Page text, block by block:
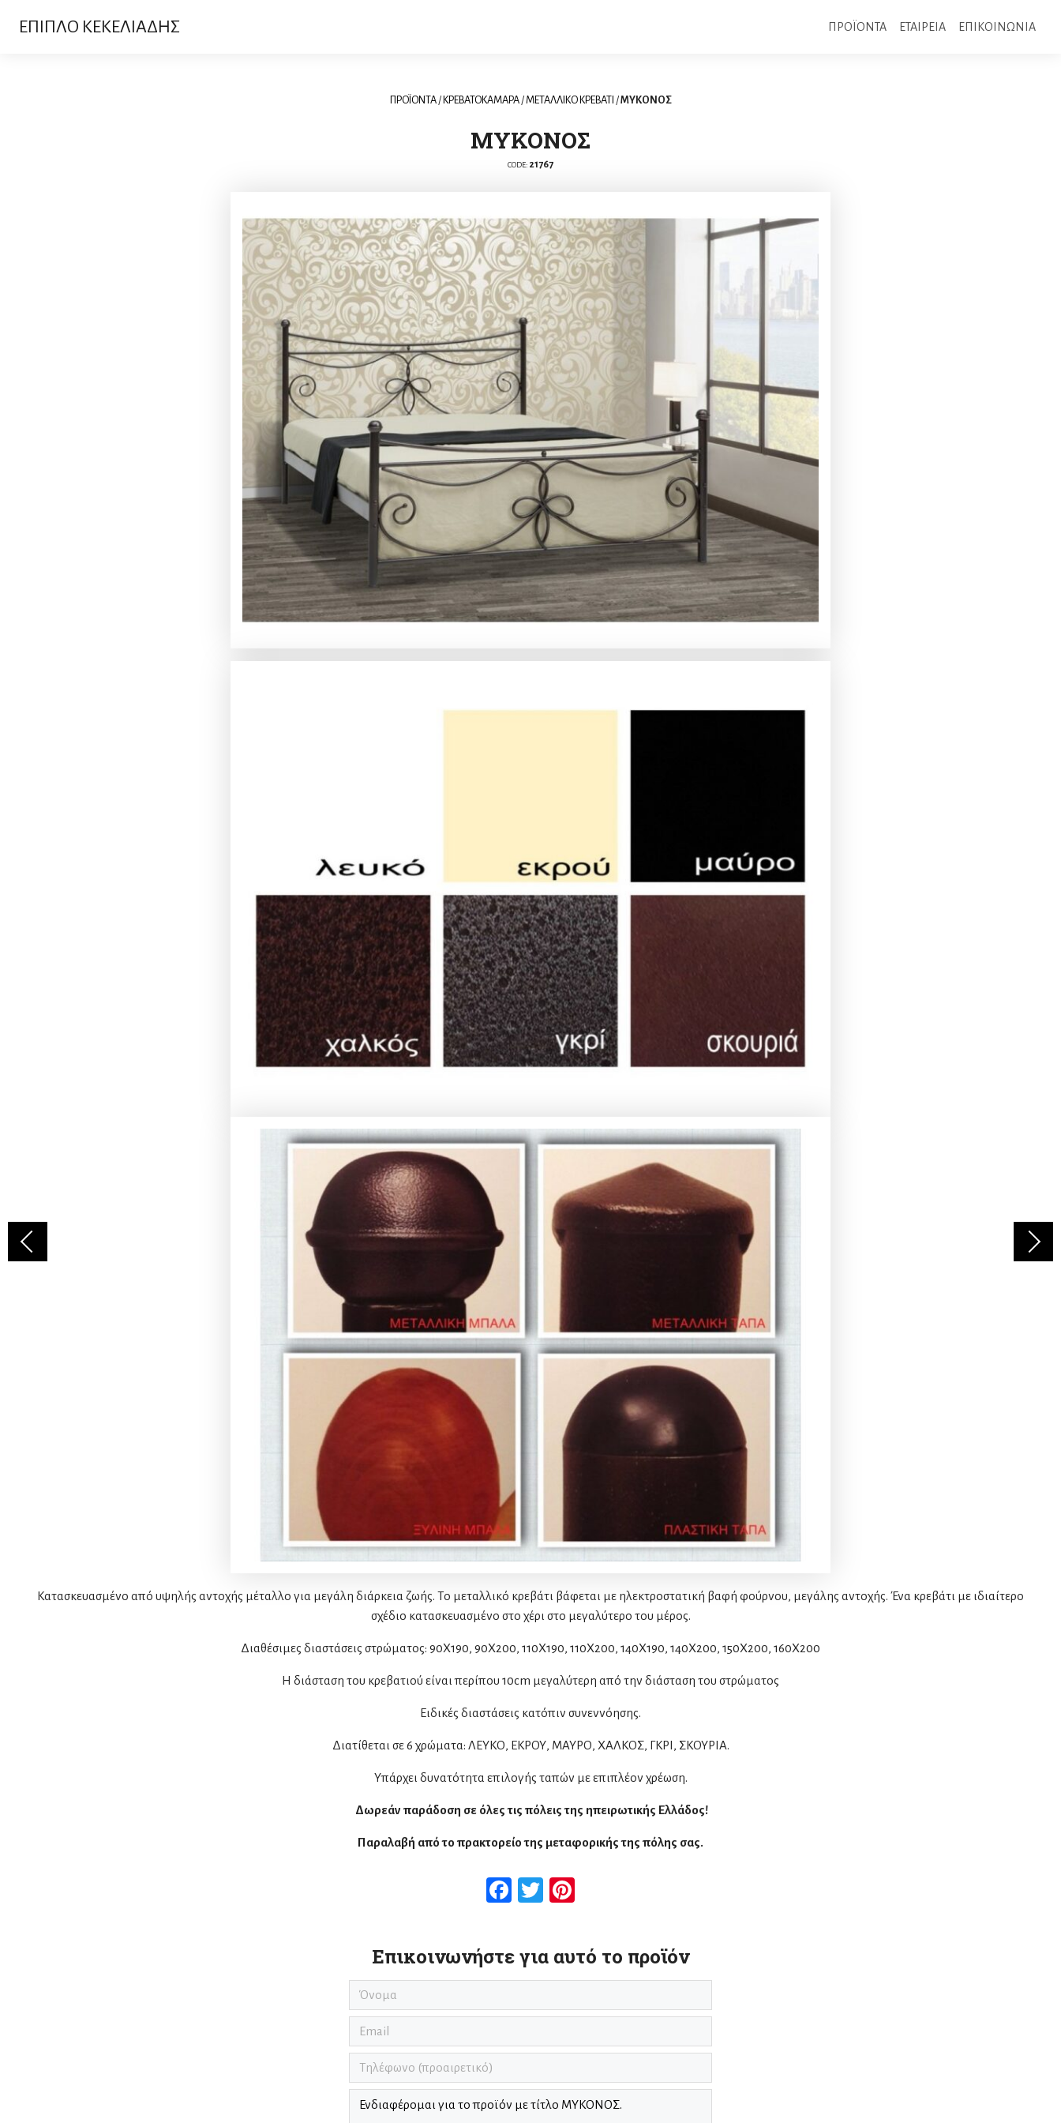
ΕΠΙΠΛΟ ΚΕΚΕΛΙΑΔΗΣ ΠΡΟΪΟΝΤΑ ΕΤΑΙΡΕΙΑ ΕΠΙΚΟΙΝΩΝΙΑ
ΠΡΟΪΟΝΤΑ/ ΚΡΕΒΑΤΟΚΑΜΑΡΑ/ΜΕΤΑΛΛΙΚΟ ΚΡΕΒΑΤΙ /ΜΥΚΟΝΟΣ
ΜΥΚΟΝΟΣ
CODE: 21767
Κατασκευασμένο από υψηλής αντοχής μέταλλο για μεγάλη διάρκεια ζωής. Το μεταλλικό κρεβάτι βάφεται με ηλεκτροστατική βαφή φούρνου, μεγάλης αντοχής. Ένα κρεβάτι με ιδιαίτερο
σχέδιο κατασκευασμένο στο χέρι στο μεγαλύτερο του μέρος.
Διαθέσιμες διαστάσεις στρώματος: 90Χ190, 90X200, 110Χ190, 110X200, 140Χ190, 140X200, 150Χ200, 160Χ200
Η διάσταση του κρεβατιού είναι περίπου 10cm μεγαλύτερη από την διάσταση του στρώματος
Ειδικές διαστάσεις κατόπιν συνεννόησης.
Διατίθεται σε 6 χρώματα: ΛΕΥΚΟ, ΕΚΡΟΥ, ΜΑΥΡΟ, ΧΑΛΚΟΣ, ΓΚΡΙ, ΣΚΟΥΡΙΑ.
Υπάρχει δυνατότητα επιλογής ταπών με επιπλέον χρέωση.
Δωρεάν παράδοση σε όλες τις πόλεις της ηπειρωτικής Ελλάδος!
Παραλαβή από το πρακτορείο της μεταφορικής της πόλης σας.
Facebook
Twitter
Επικοινωνήστε για αυτό το προϊόν